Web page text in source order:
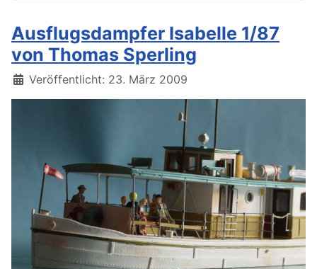
Ausflugsdampfer Isabelle 1/87
von Thomas Sperling
Details
Veröffentlicht: 23. März 2009